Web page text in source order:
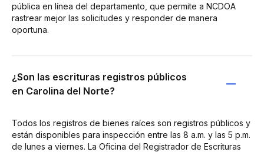
pública en línea del departamento, que permite a NCDOA
rastrear mejor las solicitudes y responder de manera
oportuna.
¿Son las escrituras registros públicos
en Carolina del Norte?
Todos los registros de bienes raíces son registros públicos y
están disponibles para inspección entre las 8 a.m. y las 5 p.m.
de lunes a viernes. La Oficina del Registrador de Escrituras